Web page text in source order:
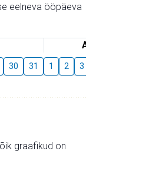
eelneva ööpäeva
August
30 31 1 2 3
graafikud on